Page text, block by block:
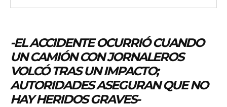
-EL ACCIDENTE OCURRIÓ CUANDO
UN CAMIÓN CON JORNALEROS
VOLCÓ TRAS UN IMPACTO;
AUTORIDADES ASEGURAN QUE NO
HAY HERIDOS GRAVES-